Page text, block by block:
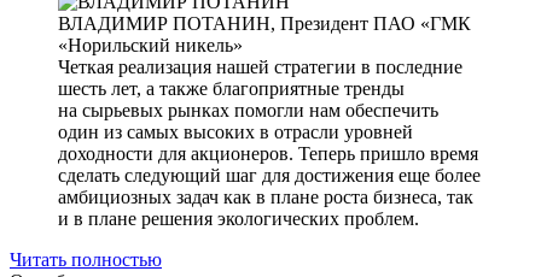
ВЛАДИМИР ПОТАНИН, Президент ПАО «ГМК
«Норильский никель»
Четкая реализация нашей стратегии в последние
шесть лет, а также благоприятные тренды
на сырьевых рынках помогли нам обеспечить
один из самых высоких в отрасли уровней
доходности для акционеров. Теперь пришло время
сделать следующий шаг для достижения еще более
амбициозных задач как в плане роста бизнеса, так
и в плане решения экологических проблем.
Читать полностью